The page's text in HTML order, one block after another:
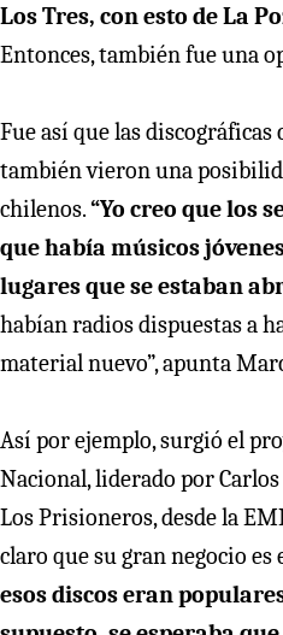
Los Tres, con esto de La
Entonces, también fue una
Fue así que las
también vieron una
chilenos.“Yo creo que los
que había músicos
lugares que se estaban
habían radios dispuestas a
material nuevo”, apunta
Así por ejemplo, surgió el
Nacional, liderado por Carlos
Los Prisioneros, desde la
claro que su gran negocio es
esos discos eran